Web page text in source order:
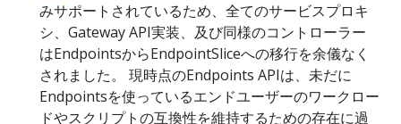
みサポートされているため、全てのサービスプロキ
シ、Gateway API実装、及び同様のコントローラー
はEndpointsからEndpointSliceへの移行を余儀なく
されました。 現時点のEndpoints APIは、未だに
Endpointsを使っているエンドユーザーのワークロー
ドやスクリプトの互換性を維持するための存在に過